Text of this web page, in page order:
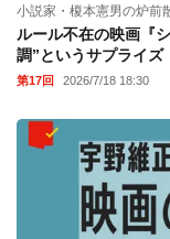
小説家・榎本憲男の炉前
ルール不在の映画『
調”というサプライズ
第17回 2026/7/18 18:30